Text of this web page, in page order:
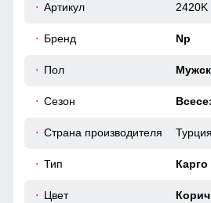
— свободное облегание бедер; —
Регулируемая посадка
ослабить в талии.
Артикул 2420K
Бренд Np
Пол
Сезон
Страна производителя Турция
Тип Карго
Цвет